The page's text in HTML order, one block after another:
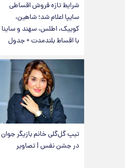
شرایط تازه فروش اقساطی
سایپا اعلام شد؛ شاهین،
کوییک، اطلس، سهند و ساینا
با اقساط بلندمدت + جدول
تیپ گل‌گلی خانم بازیگر جوان
در جشن نفس | تصاویر